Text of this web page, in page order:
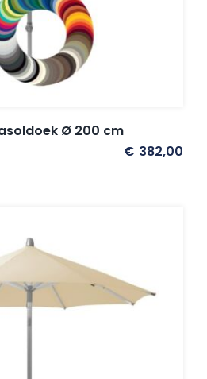
Ø 200 cm
€ 382,00